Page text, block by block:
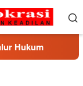
Berhasil